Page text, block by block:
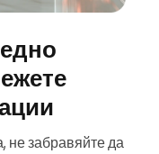
не забравяйте да